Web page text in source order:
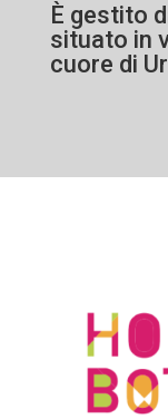
È gestito
situato in
cuore di